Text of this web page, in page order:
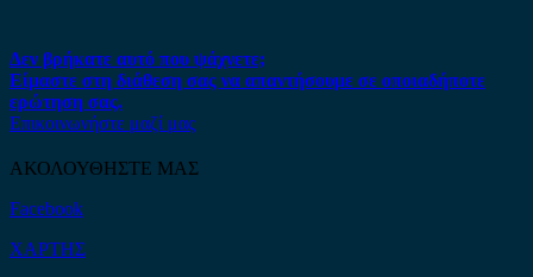
Δεν βρήκατε αυτό που ψάχνετε;
Είμαστε στη διάθεση σας να απαντήσουμε σε οποιαδήποτε
ερώτηση σας.
Επικοινωνήστε μαζί μας
ΑΚΟΛΟΥΘΗΣΤΕ ΜΑΣ
Facebook
ΧΑΡΤΗΣ